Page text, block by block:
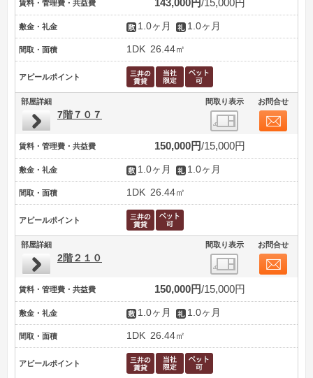
賃料・管理費・共益費 143,000円 15,000円
敷金・礼金 1.0ヶ月 1.0ヶ月
間取・面積 1DK 26.44㎡
アピールポイント
部屋詳細 間取り表示 お問合せ
7階７０７
賃料・管理費・共益費 150,000円 15,000円
敷金・礼金 1.0ヶ月 1.0ヶ月
間取・面積 1DK 26.44㎡
アピールポイント
部屋詳細 間取り表示 お問合せ
2階２１０
賃料・管理費・共益費 150,000円 15,000円
敷金・礼金 1.0ヶ月 1.0ヶ月
間取・面積 1DK 26.44㎡
アピールポイント